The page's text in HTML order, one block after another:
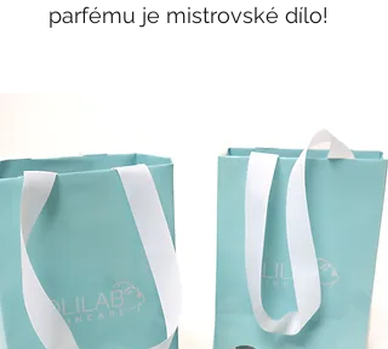
parfému je mistrovské dílo!
broskev, mandarinka,
bergamot.
srdce: jasmín, růže,
konvalinka, tuberóza, frézie,
orchidej, švestka.
Základ: vanilka, lískové
oříšky, kašmír